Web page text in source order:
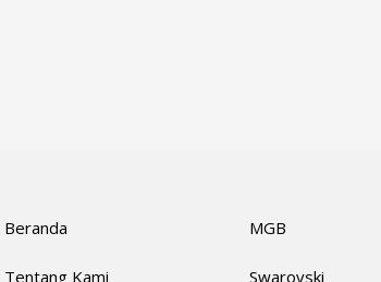
Beranda
Tentang Kami
MGB
Swarovski